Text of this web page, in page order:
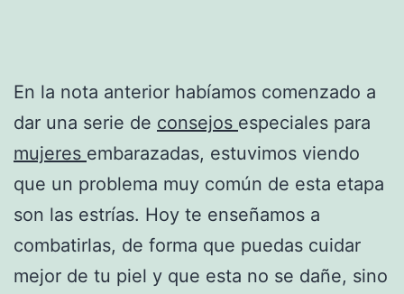
En la nota anterior habíamos comenzado a
dar una serie de consejos especiales para
mujeres embarazadas, estuvimos viendo
que un problema muy común de esta etapa
son las estrías. Hoy te enseñamos a
combatirlas, de forma que puedas cuidar
mejor de tu piel y que esta no se dañe, sino